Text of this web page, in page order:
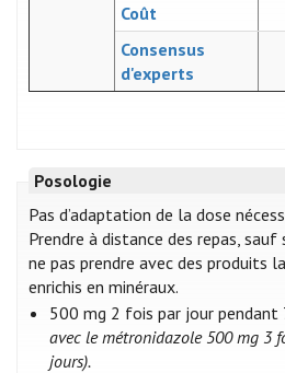
Coût
Consensus
d'experts
Posologie
Pas d’adaptation de la dose
Prendre à distance des repas,
ne pas prendre avec des produits
enrichis en minéraux.
500 mg 2 fois par jour
avec le métronidazole 500 mg 3
jours).